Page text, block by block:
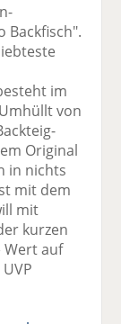
Backfisch".
im
von
Original
in nichts
mit dem
mit
kurzen
Wert auf